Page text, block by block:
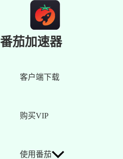
番茄加速器
客户端下载
购买VIP
使用番茄